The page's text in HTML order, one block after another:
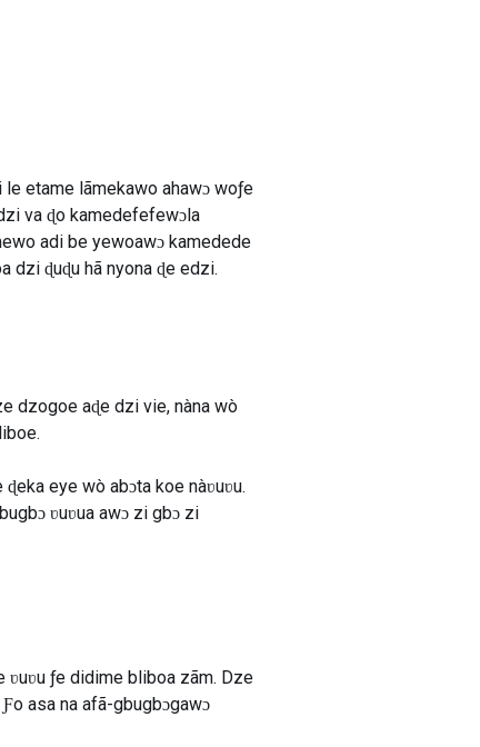
etame lãmekawo ahawɔ woƒe
va ɖo kamedefefewɔla
adi be yewoawɔ kamedede
dzi ɖuɖu hã nyona ɖe edzi.
dzogoe aɖe dzi vie, nàna wò
eye wò abɔta koe nàʋuʋu.
ʋuʋua awɔ zi gbɔ zi
ʋuʋu ƒe didime bliboa zãm. Dze
asa na afã-gbugbɔgawɔ